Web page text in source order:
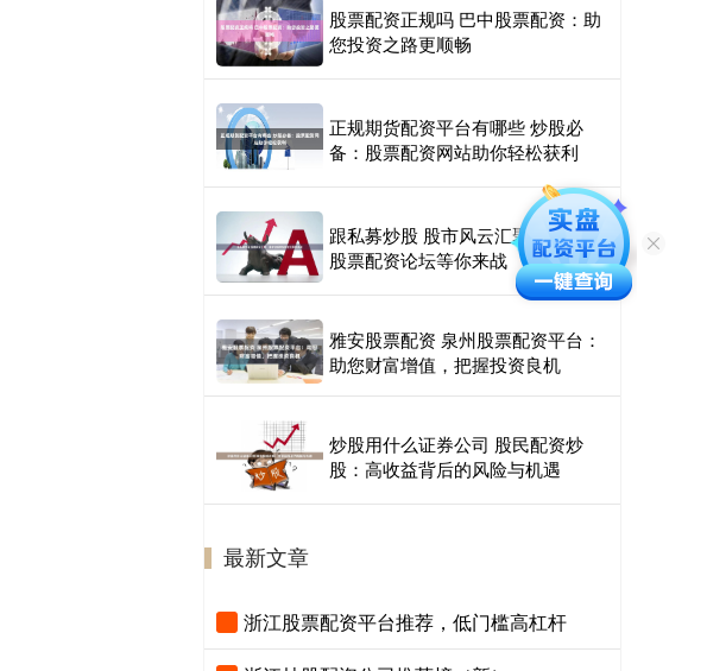
股票配资正规吗 巴中股票配资：助
您投资之路更顺畅
正规期货配资平台有哪些 炒股必
备：股票配资网站助你轻松获利
跟私募炒股 股市风云汇聚，最专业
股票配资论坛等你来战
雅安股票配资 泉州股票配资平台：
助您财富增值，把握投资良机
炒股用什么证券公司 股民配资炒
股：高收益背后的风险与机遇
最新文章
浙江股票配资平台推荐，低门槛高杠杆